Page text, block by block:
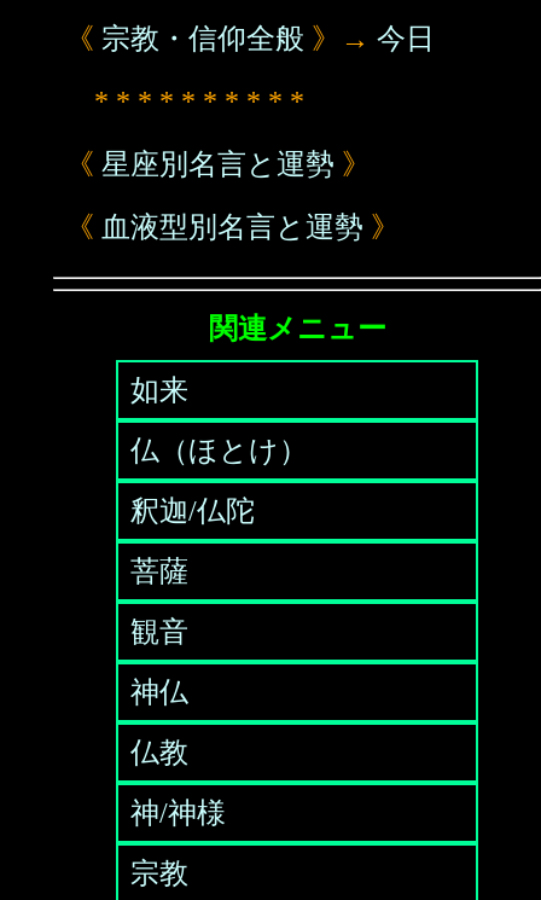
《 宗教・信仰全般 》→ 今日
* * * * * * * * * *
《 星座別名言と運勢 》
《 血液型別名言と運勢 》
関連メニュー
如来
仏（ほとけ）
釈迦/仏陀
菩薩
観音
神仏
仏教
神/神様
宗教